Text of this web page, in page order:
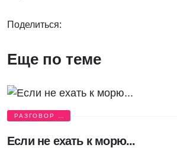
Поделиться:
Еще по теме
РАЗГОВОР О
Если не ехать к морю...